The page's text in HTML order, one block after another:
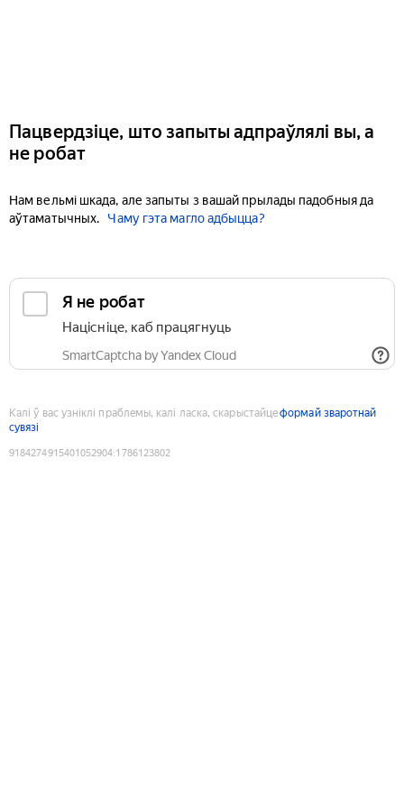
Пацвердзіце, што запыты адпраўлялі вы, а
не робат
Нам вельмі шкада, але запыты з вашай прылады падобныя да
аўтаматычных.
Чаму гэта магло адбыцца?
Я не робат
Націсніце, каб працягнуць
SmartCaptcha by Yandex Cloud
Калі ў вас узніклі праблемы, калі ласка, скарыстайцеформай зваротнай
сувязі
9184274915401052904:1786123802